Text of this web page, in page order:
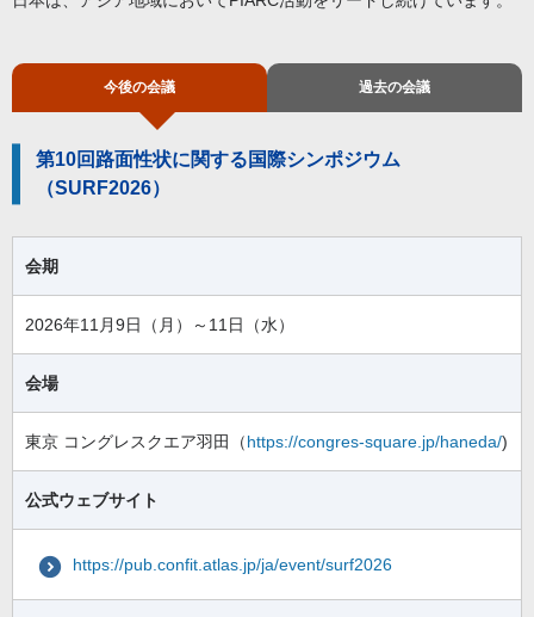
今後の会議 過去の会議
第10回路面性状に関する国際シンポジウム
（SURF2026）
会期
2026年11月9日（月）～11日（水）
会場
東京 コングレスクエア羽田（https://congres-square.jp/haneda/)
公式ウェブサイト
https://pub.confit.atlas.jp/ja/event/surf2026